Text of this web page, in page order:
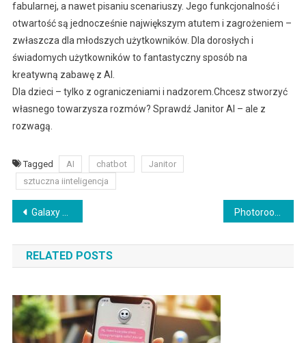
fabularnej, a nawet pisaniu scenariuszy. Jego funkcjonalność i
otwartość są jednocześnie największym atutem i zagrożeniem –
zwłaszcza dla młodszych użytkowników. Dla dorosłych i
świadomych użytkowników to fantastyczny sposób na
kreatywną zabawę z AI.
Dla dzieci – tylko z ograniczeniami i nadzorem.Chcesz stworzyć
własnego towarzysza rozmów? Sprawdź Janitor AI – ale z
rozwagą.
Tagged AI chatbot
Janitor
sztuczna iinteligencja
Nawigacja
wpisu
Galaxy AI – rewolucja na rynku smartfonów Samsung. Co to jest i jak działa? Photoroom AI Photo Editor – edycja zdjęć jeszcze nigdy nie była taka prosta. Sprawdź, co potrafi ta aplikacja
RELATED POSTS